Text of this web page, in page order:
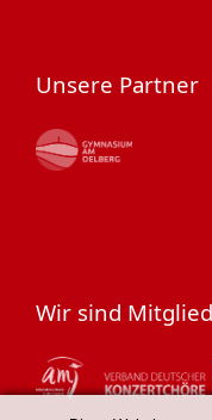
Unsere Partner
Wir sind